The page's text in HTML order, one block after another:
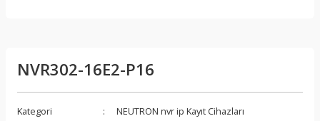
NVR302-16E2-P16
Kategori
NEUTRON nvr ip Kayıt Cihazları